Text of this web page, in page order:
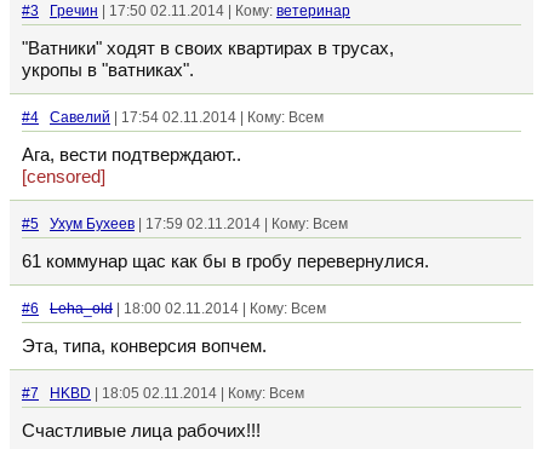
#3 Гречин | 17:50 02.11.2014 | Кому: ветеринар
"Ватники" ходят в своих квартирах в трусах,
укропы в "ватниках".
#4 Савелий | 17:54 02.11.2014 | Кому: Всем
Ага, вести подтверждают..
[censored]
#5 Ухум Бухеев | 17:59 02.11.2014 | Кому: Всем
61 коммунар щас как бы в гробу перевернулися.
#6 Leha_old | 18:00 02.11.2014 | Кому: Всем
Эта, типа, конверсия вопчем.
#7 HKBD | 18:05 02.11.2014 | Кому: Всем
Счастливые лица рабочих!!!